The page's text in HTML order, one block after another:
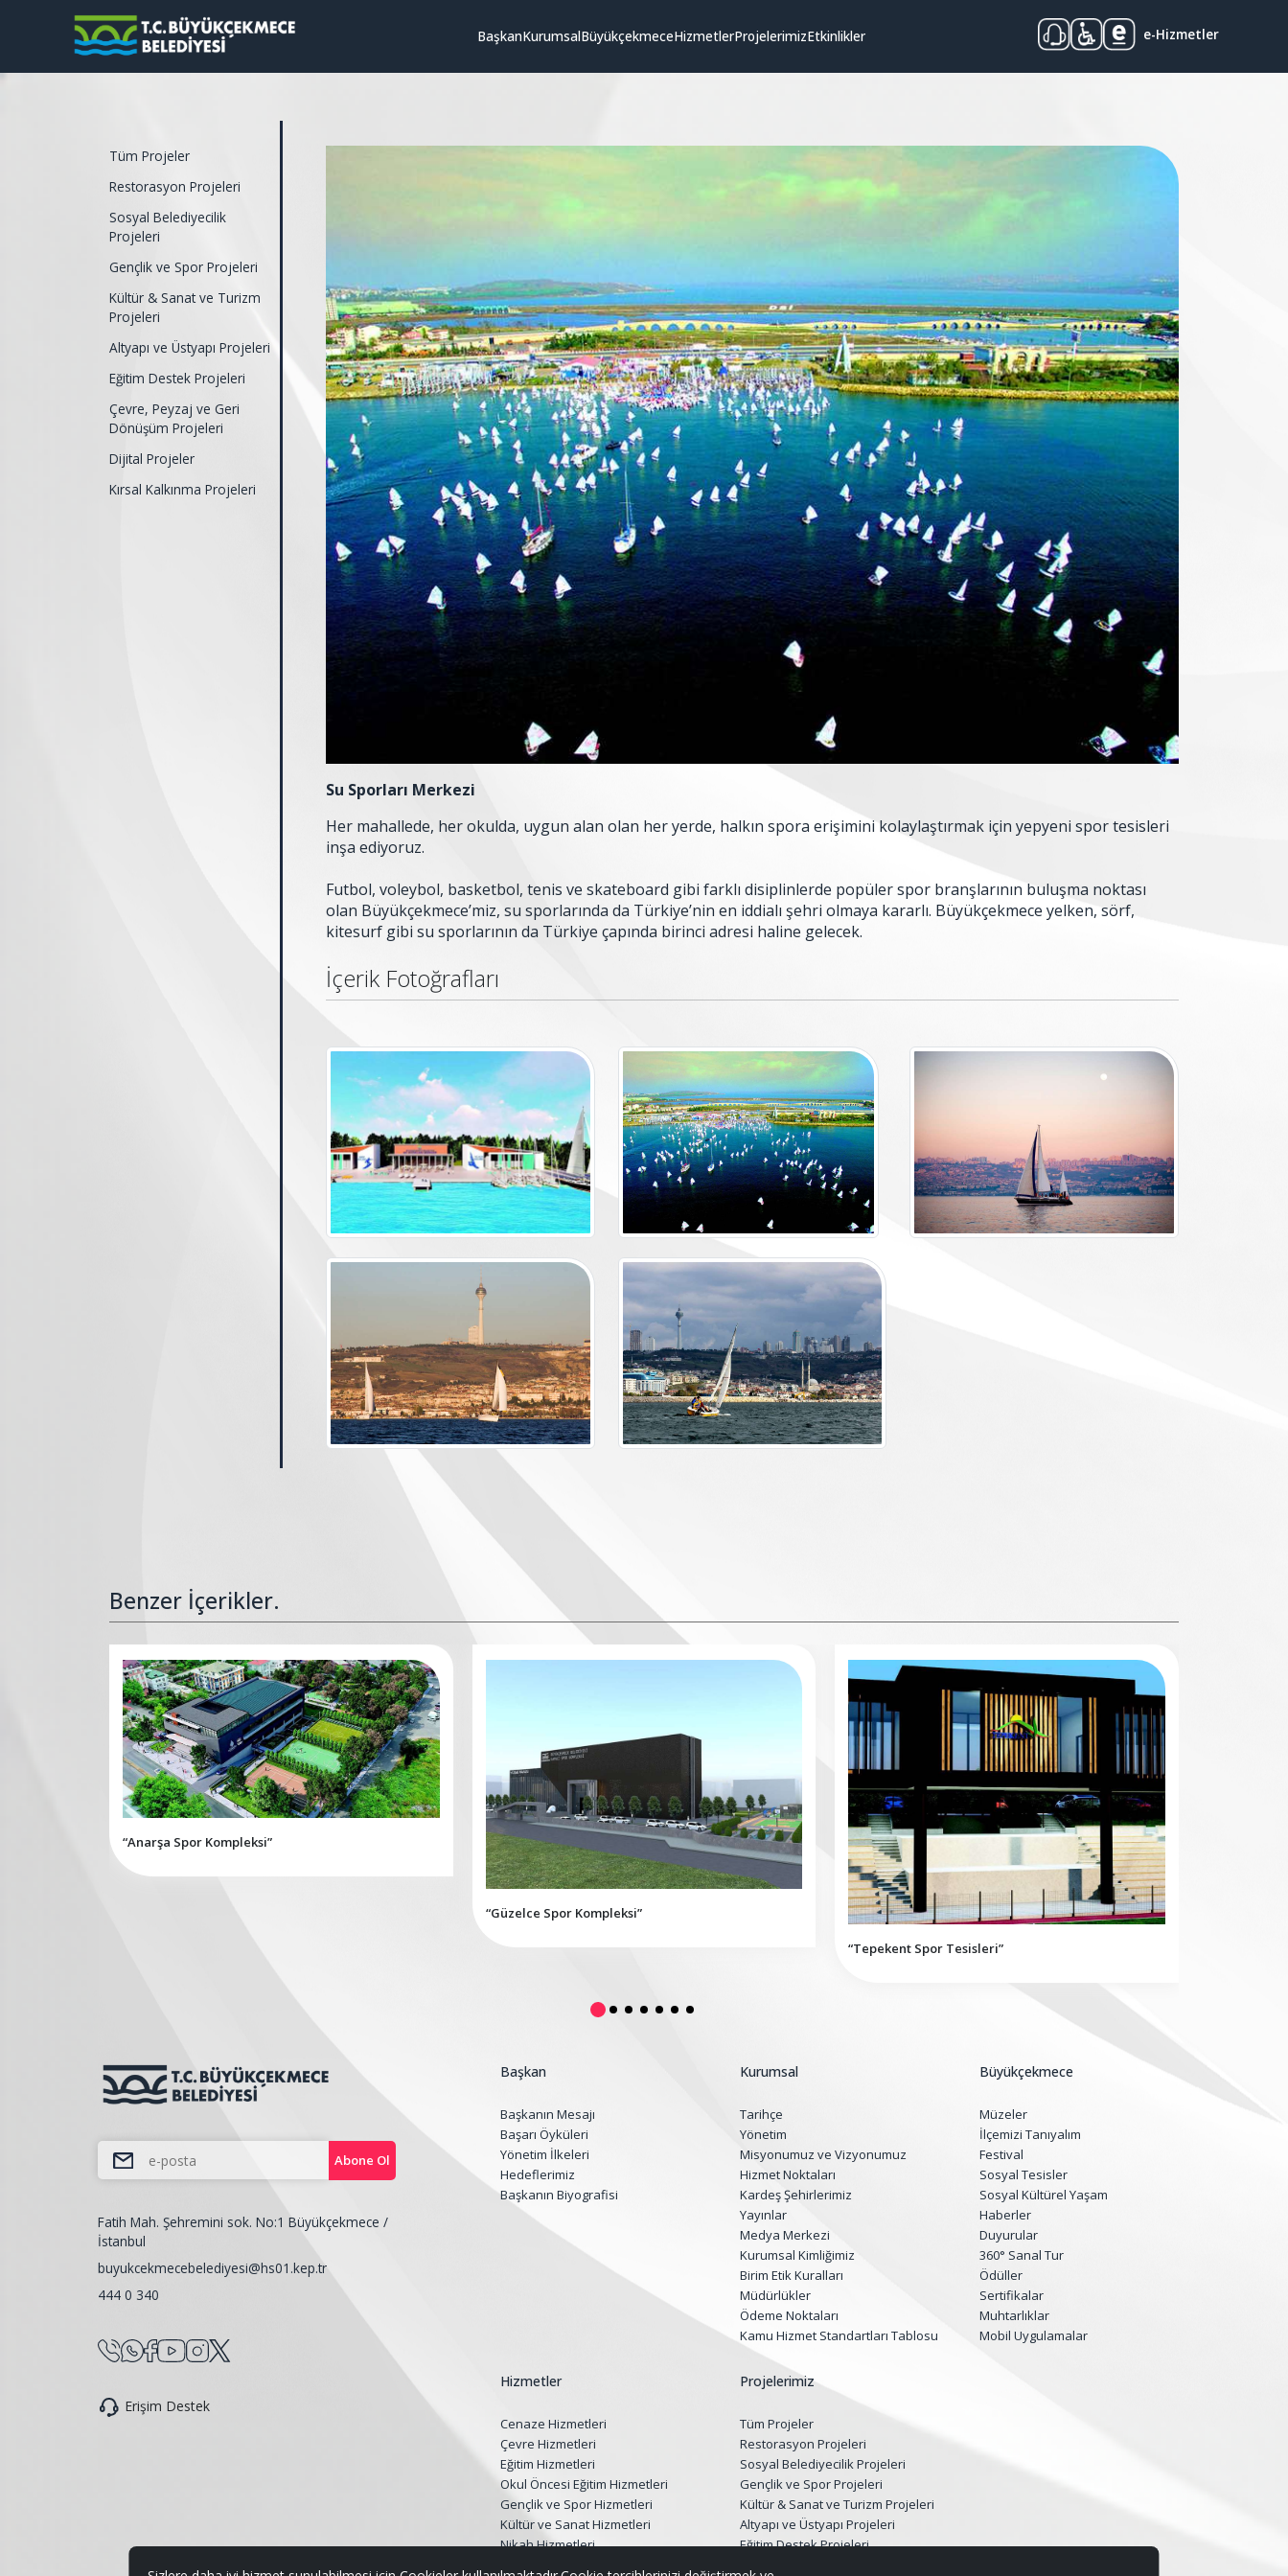
BaşkanKurumsalBüyükçekmeceHizmetlerProjelerimizEtkinlikler e-Hizmetler
Tüm Projeler
Restorasyon Projeleri
Sosyal Belediyecilik
Projeleri
Gençlik ve Spor Projeleri
Kültür & Sanat ve Turizm
Projeleri
Altyapı ve Üstyapı Projeleri
Eğitim Destek Projeleri
Çevre, Peyzaj ve Geri
Dönüşüm Projeleri
Dijital Projeler
Kırsal Kalkınma Projeleri
Su Sporları Merkezi
Her mahallede, her okulda, uygun alan olan her yerde, halkın spora erişimini kolaylaştırmak için yepyeni spor tesisleri
inşa ediyoruz.
Futbol, voleybol, basketbol, tenis ve skateboard gibi farklı disiplinlerde popüler spor branşlarının buluşma noktası
olan Büyükçekmece’miz, su sporlarında da Türkiye’nin en iddialı şehri olmaya kararlı. Büyükçekmece yelken, sörf,
kitesurf gibi su sporlarının da Türkiye çapında birinci adresi haline gelecek.
İçerik Fotoğrafları
Benzer İçerikler.
“Anarşa Spor Kompleksi”
“Güzelce Spor Kompleksi”
“Tepekent Spor Tesisleri”
Abone Ol
Fatih Mah. Şehremini sok. No:1 Büyükçekmece /
İstanbul
buyukcekmecebelediyesi@hs01.kep.tr
444 0 340
Erişim Destek
Başkan
Başkanın Mesajı
Başarı Öyküleri
Yönetim İlkeleri
Hedeflerimiz
Başkanın Biyografisi
Kurumsal
Tarihçe
Yönetim
Misyonumuz ve Vizyonumuz
Hizmet Noktaları
Kardeş Şehirlerimiz
Yayınlar
Medya Merkezi
Kurumsal Kimliğimiz
Birim Etik Kuralları
Müdürlükler
Ödeme Noktaları
Kamu Hizmet Standartları Tablosu
Büyükçekmece
Müzeler
İlçemizi Tanıyalım
Festival
Sosyal Tesisler
Sosyal Kültürel Yaşam
Haberler
Duyurular
360° Sanal Tur
Ödüller
Sertifikalar
Muhtarlıklar
Mobil Uygulamalar
Hizmetler
Cenaze Hizmetleri
Çevre Hizmetleri
Eğitim Hizmetleri
Okul Öncesi Eğitim Hizmetleri
Gençlik ve Spor Hizmetleri
Kültür ve Sanat Hizmetleri
Nikah Hizmetleri
Projelerimiz
Tüm Projeler
Restorasyon Projeleri
Sosyal Belediyecilik Projeleri
Gençlik ve Spor Projeleri
Kültür & Sanat ve Turizm Projeleri
Altyapı ve Üstyapı Projeleri
Eğitim Destek Projeleri